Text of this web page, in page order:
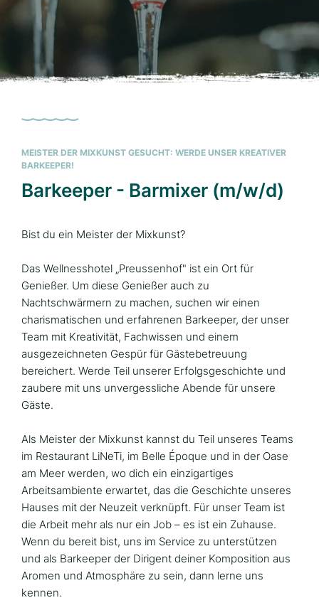
MEISTER DER MIXKUNST GESUCHT: WERDE UNSER KREATIVER
BARKEEPER!
Barkeeper - Barmixer (m/w/d)
Bist du ein Meister der Mixkunst?
Das Wellnesshotel „Preussenhof" ist ein Ort für
Genießer. Um diese Genießer auch zu
Nachtschwärmern zu machen, suchen wir einen
charismatischen und erfahrenen Barkeeper, der unser
Team mit Kreativität, Fachwissen und einem
ausgezeichneten Gespür für Gästebetreuung
bereichert. Werde Teil unserer Erfolgsgeschichte und
zaubere mit uns unvergessliche Abende für unsere
Gäste.
Als Meister der Mixkunst kannst du Teil unseres Teams
im Restaurant LiNeTi, im Belle Époque und in der Oase
am Meer werden, wo dich ein einzigartiges
Arbeitsambiente erwartet, das die Geschichte unseres
Hauses mit der Neuzeit verknüpft. Für unser Team ist
die Arbeit mehr als nur ein Job – es ist ein Zuhause.
Wenn du bereit bist, uns im Service zu unterstützen
und als Barkeeper der Dirigent deiner Komposition aus
Aromen und Atmosphäre zu sein, dann lerne uns
kennen.